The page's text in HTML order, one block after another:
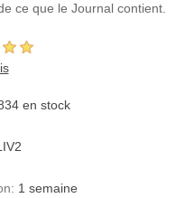
ce que le Journal contient.
en stock
1 semaine